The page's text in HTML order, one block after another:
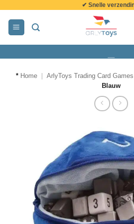
inhoud
✔ Snelle
* Home ArlyToys Trading Card Games
Blauw